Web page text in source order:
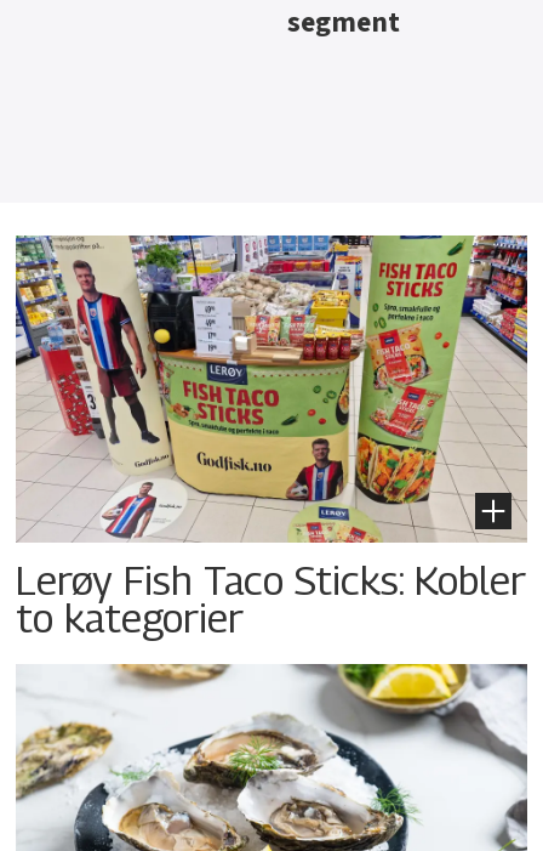
Lerøy Fish Taco Sticks: Kobler
to kategorier